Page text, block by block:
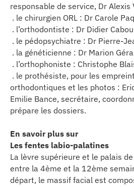
responsable de service, Dr Alexis
. le chirurgien ORL : Dr Carole
. l’orthodontiste : Dr Didier
. le pédopsychiatre : Dr Pierre-
. la généticienne : Dr Marion
. l’orthophoniste : Christophe
. le prothésiste, pour les
orthodontiques et les photos :
Emilie Bance, secrétaire,
prépare les dossiers.
En savoir plus sur
Les fentes labio-palatines
La lèvre supérieure et le palais
entre la 4ème et la 12ème
départ, le massif facial est